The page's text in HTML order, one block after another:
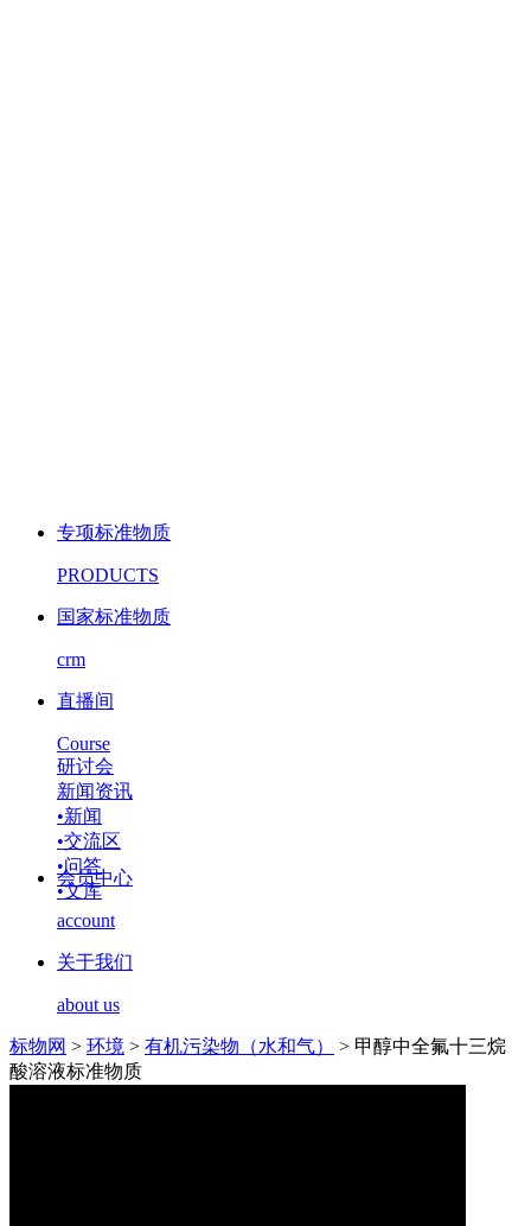
专项标准物质
PRODUCTS
国家标准物质
crm
直播间
Course
研讨会
新闻资讯
•新闻
•交流区
•问答
•文库
会员中心
account
关于我们
about us
标物网 > 环境 > 有机污染物（水和气） > 甲醇中全氟十三烷
酸溶液标准物质